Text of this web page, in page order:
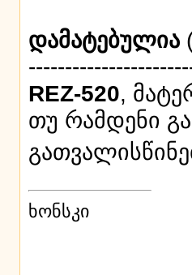
დამატებულია
REZ-520,
თუ რამდენი
ხონსკი